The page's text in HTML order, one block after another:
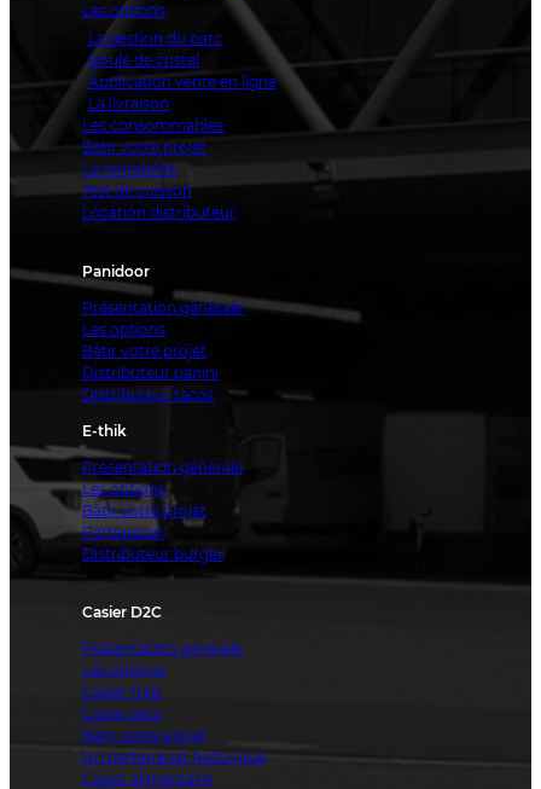
Les options
La gestion du parc
Boule de cristal
Application vente en ligne
La livraison
Les consommables
Bâtir votre projet
La rentabilité
Test de cuisson
Location distributeur
Panidoor
Présentation générale
Les options
Bâtir votre projet
Distributeur panini
Distributeur tacos
E-thik
Présentation générale
Les options
Bâtir votre projet
Partenariat
Distributeur burger
Casier D2C
Présentation générale
Les options
Casier frais
Casier secs
Bâtir votre projet
Un partenariat historique
Casier alimentaire